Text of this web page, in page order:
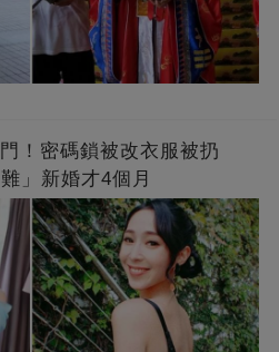
！密碼鎖被改衣服被扔
」新婚才4個月